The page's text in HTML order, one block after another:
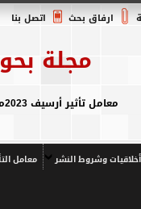
ارفاق بحث اتصل بنا
مجلة
معامل تأثير أرسيف 2023م = 2.7558 Q1، معامل تأثير المجلس الأعلى للجامعات = 7، ICR IF 2021/2022=1.569
أخلاقيات وشروط النشر معامل